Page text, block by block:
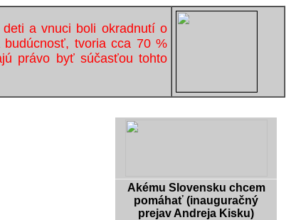
a vnuci boli okradnutí o
budúcnosť, tvoria cca 70 %
právo byť súčasťou tohto
Akému Slovensku chcem
pomáhať (inauguračný
prejav Andreja Kisku)